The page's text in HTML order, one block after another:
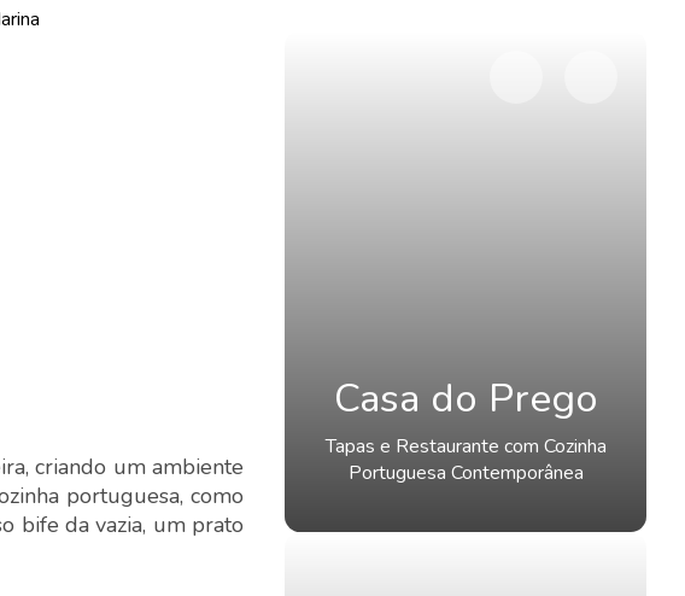
criando um ambiente
portuguesa, como
bife da vazia, um prato
Casa do Prego
Tapas e Restaurante com Cozinha
Portuguesa Contemporânea